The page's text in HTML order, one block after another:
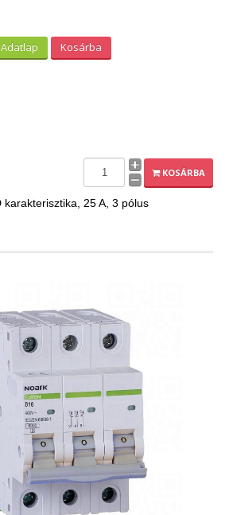
Adatlap Kosárba
KOSÁRBA
karakterisztika, 25 A, 3 pólus